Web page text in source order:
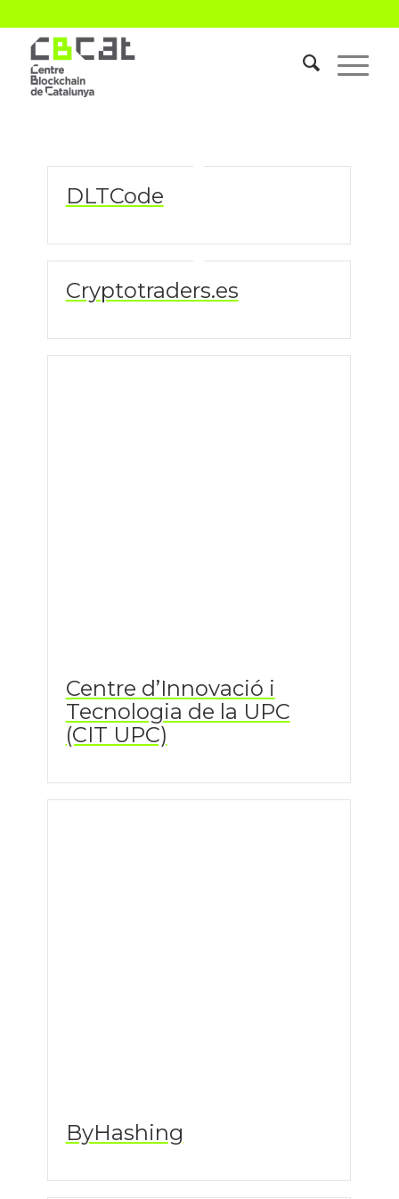
DLTCode
Cryptotraders.es
Centre d’Innovació i
Tecnologia de la UPC
(CIT UPC)
ByHashing